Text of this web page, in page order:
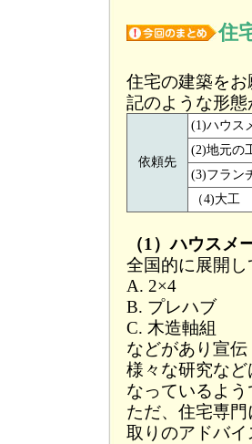
住
住宅の建築を
記のような形
依頼先
(1)ハウス
(2)地元の
(3)フラン
（4)大工
（1）ハウスメ
全国的に展開
A. 2×4
B. プレハブ
C. 木造軸組
などがあり宣
様々な研究な
なっているよう
ただ、住宅専
取りのアドバ